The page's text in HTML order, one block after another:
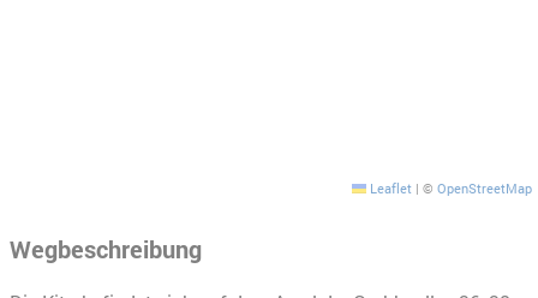
Leaflet | © OpenStreetMap
Wegbeschreibung